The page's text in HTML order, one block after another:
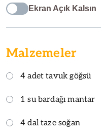
Ekran Açık Kalsın
Malzemeler
4 adet tavuk göğsü
1 su bardağı mantar
4 dal taze soğan